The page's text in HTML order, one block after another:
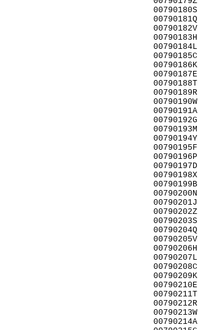
00790180S
00790181Q
00790182V
00790183H
00790184L
00790185C
00790186K
00790187E
00790188T
00790189R
00790190W
00790191A
00790192G
00790193M
00790194Y
00790195F
00790196P
00790197D
00790198X
00790199B
00790200N
00790201J
00790202Z
00790203S
00790204Q
00790205V
00790206H
00790207L
00790208C
00790209K
00790210E
00790211T
00790212R
00790213W
00790214A